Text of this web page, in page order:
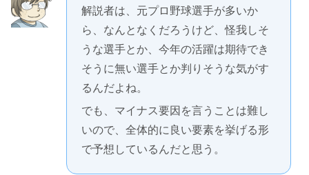
解説者は、元プロ野球選手が多いか
ら、なんとなくだろうけど、怪我しそ
うな選手とか、今年の活躍は期待でき
そうに無い選手とか判りそうな気がす
るんだよね。
でも、マイナス要因を言うことは難し
いので、全体的に良い要素を挙げる形
で予想しているんだと思う。